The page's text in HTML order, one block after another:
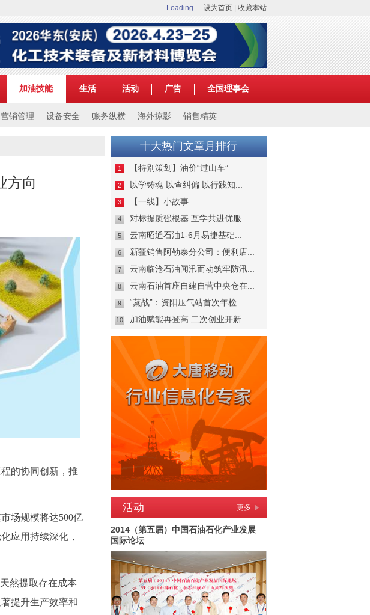
Loading... 设为首页 收藏本站
加油技能
营销管理 设备安全 账务纵横 海外掠影 销售精英
生活 活动 广告 全国理事会
方向
的协同创新，推
场规模将达500亿
应用持续深化，
然提取存在成本
提升生产效率和
十大热门文章月排行
1 【特别策划】油价“过山车”
2 以学铸魂 以查纠偏 以行践知...
3 【一线】小故事
4 对标提质强根基 互学共进优服...
5 云南昭通石油1-6月易捷基础...
6 新疆销售阿勒泰分公司：便利店...
7 云南临沧石油闻汛而动筑牢防汛...
8 云南石油首座自建自营中央仓在...
9 “蒸战”：资阳压气站首次年检...
10 加油赋能再登高 二次创业开新...
活动 更多
2014（第五届）中国石油石化产业发展
国际论坛